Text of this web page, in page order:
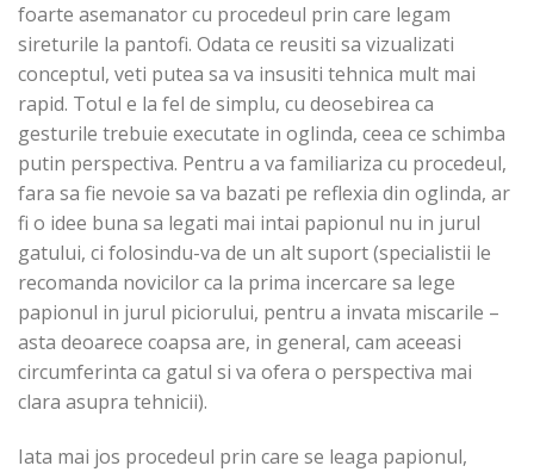
foarte asemanator cu procedeul prin care legam
sireturile la pantofi. Odata ce reusiti sa vizualizati
conceptul, veti putea sa va insusiti tehnica mult mai
rapid. Totul e la fel de simplu, cu deosebirea ca
gesturile trebuie executate in oglinda, ceea ce schimba
putin perspectiva. Pentru a va familiariza cu procedeul,
fara sa fie nevoie sa va bazati pe reflexia din oglinda, ar
fi o idee buna sa legati mai intai papionul nu in jurul
gatului, ci folosindu-va de un alt suport (specialistii le
recomanda novicilor ca la prima incercare sa lege
papionul in jurul piciorului, pentru a invata miscarile –
asta deoarece coapsa are, in general, cam aceeasi
circumferinta ca gatul si va ofera o perspectiva mai
clara asupra tehnicii).
Iata mai jos procedeul prin care se leaga papionul,